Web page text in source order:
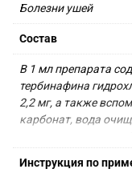
Болезни ушей
Состав
В 1 мл препарата
тербинафина
2,2 мг, а также
карбонат, вода
По внешнему виду
полупрозрачный
Инструкция по